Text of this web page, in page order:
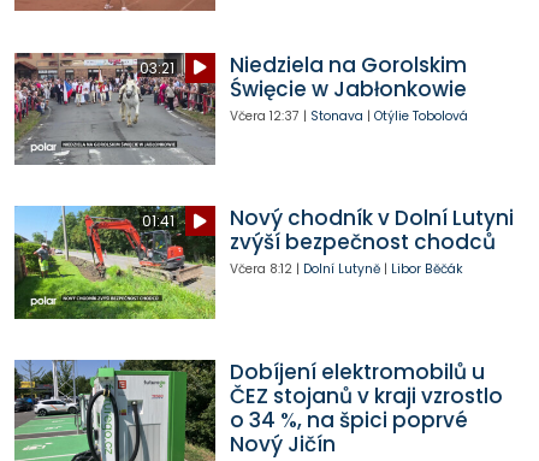
03:21
Niedziela na Gorolskim
Święcie w Jabłonkowie
Včera 12:37 | Stonava | Otýlie Tobolová
01:41
Nový chodník v Dolní Lutyni
zvýší bezpečnost chodců
Včera 8:12| Dolní Lutyně| Libor Běčák
Dobíjení elektromobilů u
ČEZ stojanů v kraji vzrostlo
o 34 %, na špici poprvé
Nový Jičín